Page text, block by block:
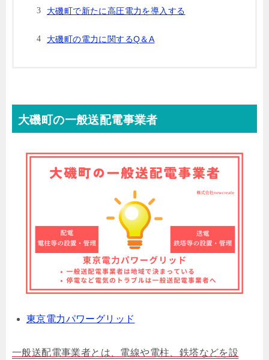
大磯町で新たに高圧電力を導入する
大磯町の電力に関するQ＆A
大磯町の一般送配電事業者
東京電力パワーグリッド
一般送配電事業者とは、電線や電柱、鉄塔などを設